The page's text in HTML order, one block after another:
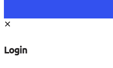
✕
Login